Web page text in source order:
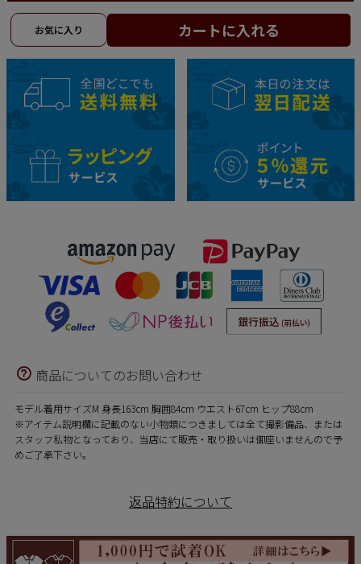
カートに入れる
商品についてのお問い合わせ
モデル着用サイズM 身長163cm 胸囲84cm ウエスト67cm ヒップ88cm
※アイテム説明欄に記載のない小物類につきましては全て撮影備品、または
スタッフ私物となっており、当店にて販売・取り扱いは御座いませんので予
めご了承下さい。
返品特約について